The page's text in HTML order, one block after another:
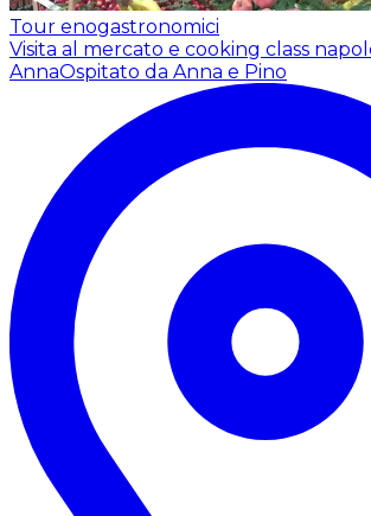
Tour enogastronomici
Visita al mercato e cooking class
AnnaOspitato da Anna e Pino